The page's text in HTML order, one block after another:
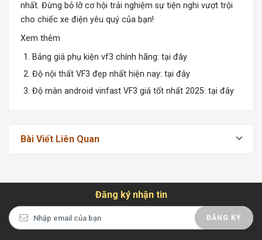
nhất. Đừng bỏ lỡ cơ hội trải nghiệm sự tiện nghi vượt trội
cho chiếc xe điện yêu quý của bạn!
Xem thêm
Bảng giá phụ kiện vf3 chính hãng: tại đây
Độ nội thất VF3 đẹp nhất hiện nay: tại đây
Độ màn android vinfast VF3 giá tốt nhất 2025: tại đây
Bài Viết Liên Quan
Đăng ký nhận tin
ĐĂNG KÝ